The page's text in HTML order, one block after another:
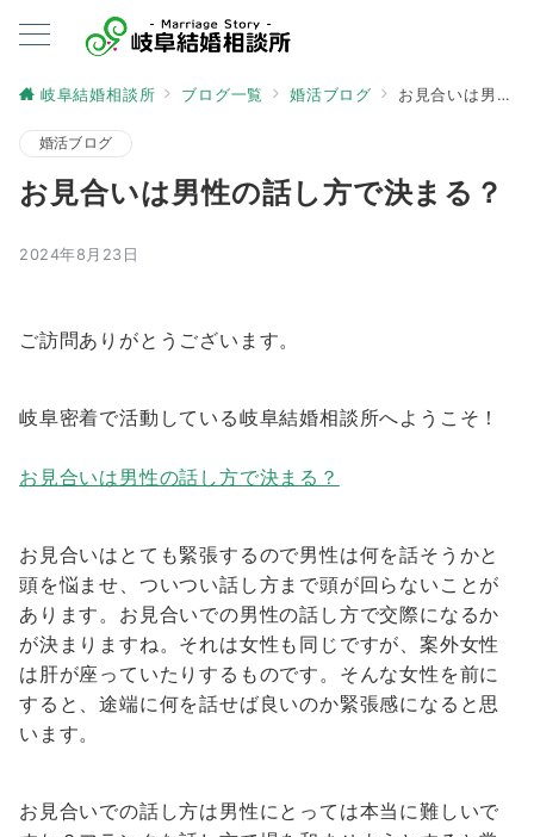
岐阜結婚相談所 ブログ一覧 婚活ブログ お見合いは男性の話し方で決まる？
婚活ブログ
お見合いは男性の話し方で決まる？
2024年8月23日
ご訪問ありがとうございます。
岐阜密着で活動している岐阜結婚相談所へようこそ！
お見合いは男性の話し方で決まる？
お見合いはとても緊張するので男性は何を話そうかと
頭を悩ませ、ついつい話し方まで頭が回らないことが
あります。お見合いでの男性の話し方で交際になるか
が決まりますね。それは女性も同じですが、案外女性
は肝が座っていたりするものです。そんな女性を前に
すると、途端に何を話せば良いのか緊張感になると思
います。
お見合いでの話し方は男性にとっては本当に難しいで